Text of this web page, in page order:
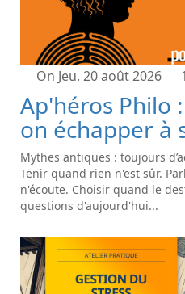
On Jeu. 20 août 2026
Ap'héros Philo
on échapper à
Mythes antiques : toujours
Tenir quand rien n'est sûr.
n'écoute. Choisir quand le
questions d'aujourd'hui...